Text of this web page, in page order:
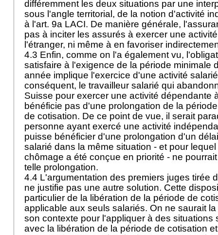
différemment les deux situations par une
sous l'angle territorial, de la notion d'activité
à l'art. 9a LACI. De manière générale,
pas à inciter les assurés à exercer une
l'étranger, ni même à en favoriser
4.3 Enfin, comme on l'a également vu,
satisfaire à l'exigence de la période minimale
année implique l'exercice d'une activité
conséquent, le travailleur salarié qui
Suisse pour exercer une activité dépendante
bénéficie pas d'une prolongation de la
de cotisation. De ce point de vue, il serait
personne ayant exercé une activité
puisse bénéficier d'une prolongation d'un
salarié dans la même situation - et pour
chômage a été conçue en priorité - ne
telle prolongation.
4.4 L'argumentation des premiers juges tirée
ne justifie pas une autre solution. Cette
particulier de la libération de la période de
applicable aux seuls salariés. On ne saurait
son contexte pour l'appliquer à des situations
avec la libération de la période de cotisation